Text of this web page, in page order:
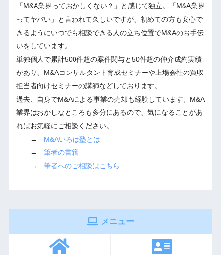
「M&A業界っておかしくない？」と感じて独立。「M&A業界
ってヤバい」と言われて久しいですが、初めての方も安心で
きるようにいつでも相談できる人の立ち位置でM&Aのお手伝
いをしています。
単独個人で累計500件超の案件関与と50件超の仲介成約実績
があり、M&Aコンサルタント育成セミナーや上場会社の買収
担当者向けセミナーの講師などしております。
過去、自身でM&Aによる事業の売却も経験しています。M&A
業界はおかしなところも多分にあるので、気になることがあ
ればお気軽にご相談ください。
→ M&Aいろは塾とは
→ 筆者の書籍
→ 筆者へのご相談はこちら
メニュー